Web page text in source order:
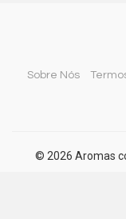
Sobre Nós
© 2026 Aromas